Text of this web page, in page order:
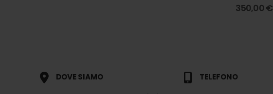
0out of 5
350,00 €
DOVE SIAMO TELEFONO